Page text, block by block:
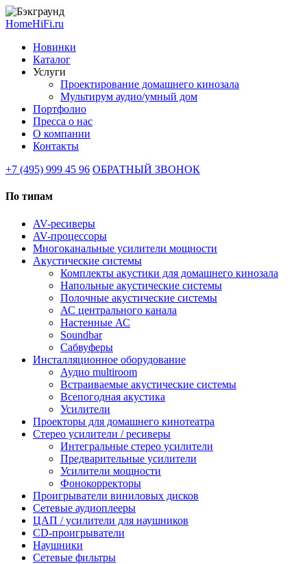
HomeHiFi.ru
Новинки
Каталог
Услуги
Проектирование домашнего кинозала
Мультирум аудио/умный дом
Портфолио
Пресса о нас
О компании
Контакты
+7 (495) 999 45 96 ОБРАТНЫЙ ЗВОНОК
По типам
AV-ресиверы
AV-процессоры
Многоканальные усилители мощности
Акустические системы
Комплекты акустики для домашнего кинозала
Напольные акустические системы
Полочные акустические системы
АС центрального канала
Настенные АС
Soundbar
Сабвуферы
Инсталляционное оборудование
Аудио multiroom
Встраиваемые акустические системы
Всепогодная акустика
Усилители
Проекторы для домашнего кинотеатра
Стерео усилители / ресиверы
Интегральные стерео усилители
Предварительные усилители
Усилители мощности
Фонокорректоры
Проигрыватели виниловых дисков
Сетевые аудиоплееры
ЦАП / усилители для наушников
CD-проигрыватели
Наушники
Сетевые фильтры